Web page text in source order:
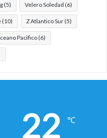
(5) Velero Soledad (6)
(10) Z Atlantico Sur(5)
Pacifico(6)
22 ℃